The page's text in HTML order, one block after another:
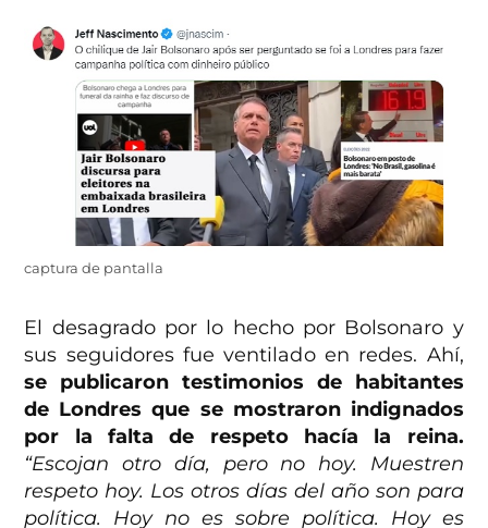
captura de pantalla
El desagrado por lo hecho por Bolsonaro y
sus seguidores fue ventilado en redes. Ahí,
se publicaron testimonios de habitantes
de Londres que se mostraron indignados
por la falta de respeto hacía la reina.
“Escojan otro día, pero no hoy. Muestren
respeto hoy. Los otros días del año son para
política. Hoy no es sobre política. Hoy es